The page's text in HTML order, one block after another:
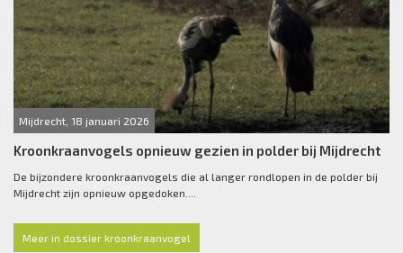
Mijdrecht, 18 januari 2026
Kroonkraanvogels opnieuw gezien in polder bij Mijdrecht
De bijzondere kroonkraanvogels die al langer rondlopen in de polder bij
Mijdrecht zijn opnieuw opgedoken....
Meer in dossier kroonkraanvogel